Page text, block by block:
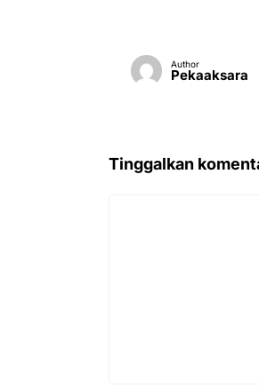
Author
Pekaaksara
Tinggalkan